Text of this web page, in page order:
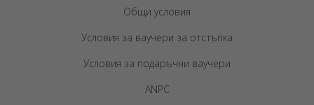
Общи условия
Условия за ваучери за отстъпка
Условия за подаръчни ваучери
ANPC